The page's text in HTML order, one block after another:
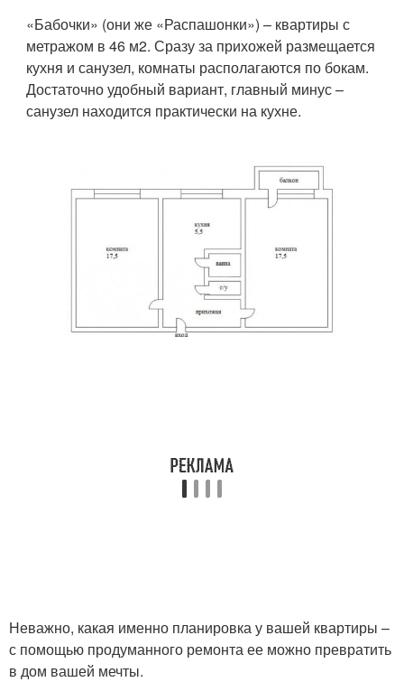
«Бабочки» (они же «Распашонки») – квартиры с
метражом в 46 м2. Сразу за прихожей размещается
кухня и санузел, комнаты располагаются по бокам.
Достаточно удобный вариант, главный минус –
санузел находится практически на кухне.
Неважно, какая именно планировка у вашей квартиры –
с помощью продуманного ремонта ее можно превратить
в дом вашей мечты.